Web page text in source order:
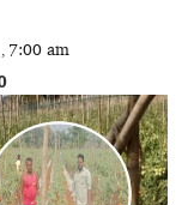
, 7:00 am